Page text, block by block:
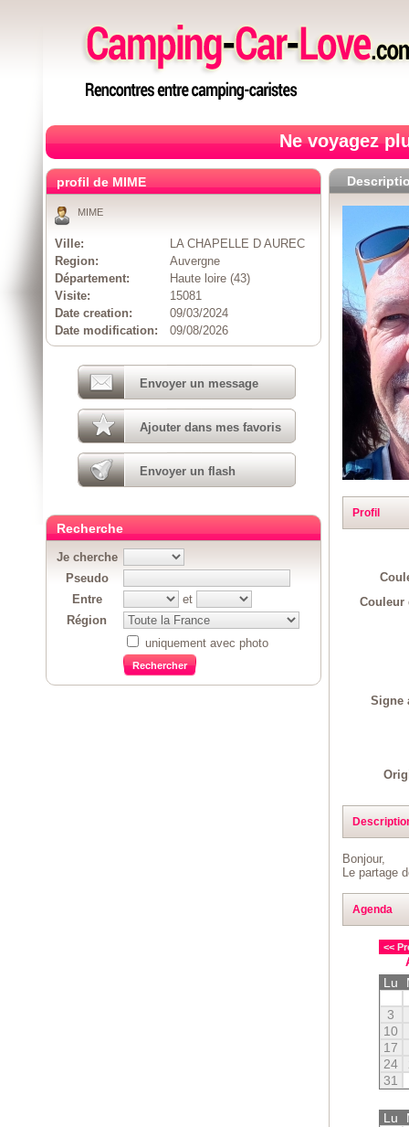
Ne voyagez
Profil
Couleur
Signe
Bonjour,
Le partage
Agenda
<<
Lu
3
10
17
24
31
Lu
profil de MIME
MIME
Ville:
LA CHAPELLE D AUREC
Region:
Auvergne
Département:
Haute loire (43)
Visite:
15081
Date creation:
09/03/2024
Date modification:
09/08/2026
Envoyer un message
Ajouter dans mes favoris
Envoyer un flash
Recherche
Je cherche
Pseudo
Entre
et
Région
uniquement avec photo